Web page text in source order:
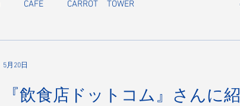
CAFE CARROT TOWER
『飲食店ドットコム』さんに紹
5月20日